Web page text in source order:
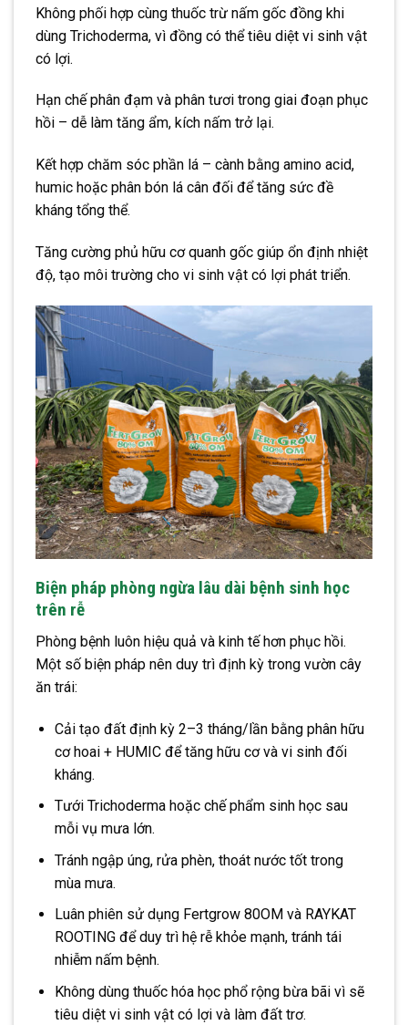
Không phối hợp cùng thuốc trừ nấm gốc đồng khi
dùng Trichoderma, vì đồng có thể tiêu diệt vi sinh vật
có lợi.
Hạn chế phân đạm và phân tươi trong giai đoạn phục
hồi – dễ làm tăng ẩm, kích nấm trở lại.
Kết hợp chăm sóc phần lá – cành bằng amino acid,
humic hoặc phân bón lá cân đối để tăng sức đề
kháng tổng thể.
Tăng cường phủ hữu cơquanh gốc giúp ổn định nhiệt
độ, tạo môi trường cho vi sinh vật có lợi phát triển.
Biện pháp phòng ngừa lâu dài bệnh sinh học
trên rễ
Phòng bệnh luôn hiệu quả và kinh tế hơn phục hồi.
Một số biện pháp nên duy trì định kỳ trong vườn cây
ăn trái:
Cải tạo đất định kỳ 2–3 tháng/lần bằng phân hữu
cơ hoai + HUMIC để tăng hữu cơ và vi sinh đối
kháng.
Tưới Trichoderma hoặc chế phẩm sinh học sau
mỗi vụ mưa lớn.
Tránh ngập úng, rửa phèn, thoát nước tốt trong
mùa mưa.
Luân phiên sử dụng Fertgrow 80OM và RAYKAT
ROOTING để duy trì hệ rễ khỏe mạnh, tránh tái
nhiễm nấm bệnh.
Không dùng thuốc hóa học phổ rộng bừa bãi vì sẽ
tiêu diệt vi sinh vật có lợi và làm đất trơ.